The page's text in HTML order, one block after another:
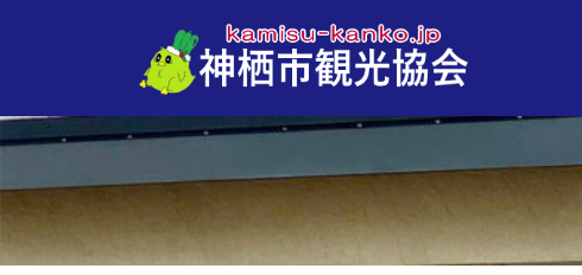
ツ
ス
キ
ッ
シ
ン
に
移